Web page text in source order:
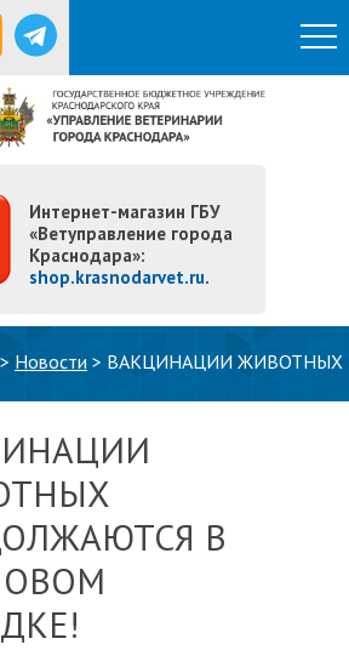
Интернет-магазин ГБУ
«Ветуправление города
Краснодара»:
shop.krasnodarvet.ru.
> Новости > ВАКЦИНАЦИИ
В